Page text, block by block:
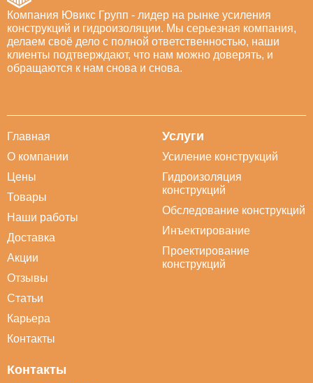
Компания Ювикс Групп - лидер на рынке усиления
конструкций и гидроизоляции. Мы серьезная компания,
делаем своё дело с полной ответственностью, наши
клиенты подтверждают, что нам можно доверять, и
обращаются к нам снова и снова.
Главная
О компании
Цены
Товары
Наши работы
Доставка
Акции
Отзывы
Статьи
Карьера
Контакты
Услуги
Усиление конструкций
Гидроизоляция
конструкций
Обследование конструкций
Инъектирование
Проектирование
конструкций
Контакты